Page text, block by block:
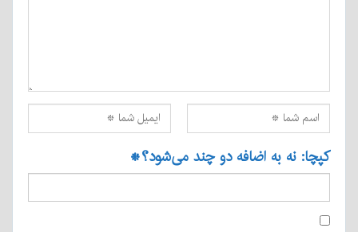
کپچا: نه به اضافه دو چند می‌شود؟*